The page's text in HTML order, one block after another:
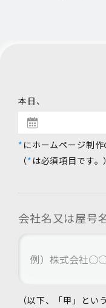
本日、
* にホームページ制作
（* は必須項目です。）
会社名又は屋号
（以下、「甲」という